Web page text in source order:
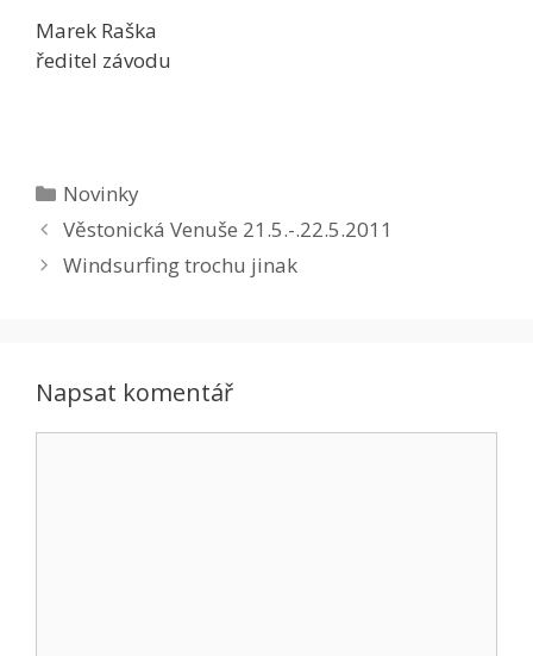
Marek Raška
ředitel závodu
Rubriky
Novinky
Věstonická Venuše 21.5.-.22.5.2011
Windsurfing trochu jinak
Napsat komentář